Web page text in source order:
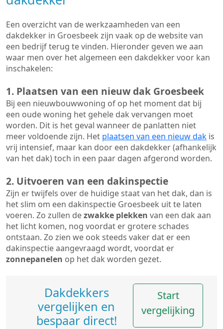
Een overzicht van de werkzaamheden van een
dakdekker in Groesbeek zijn vaak op de website van
een bedrijf terug te vinden. Hieronder geven we aan
waar men over het algemeen een dakdekker voor kan
inschakelen:
1. Plaatsen van een nieuw dak Groesbeek
Bij een nieuwbouwwoning of op het moment dat bij
een oude woning het gehele dak vervangen moet
worden. Dit is het geval wanneer de panlatten niet
meer voldoende zijn. Het plaatsen van een nieuw dak is
vrij intensief, maar kan door een dakdekker (afhankelijk
van het dak) toch in een paar dagen afgerond worden.
2. Uitvoeren van een dakinspectie
Zijn er twijfels over de huidige staat van het dak, dan is
het slim om een dakinspectie Groesbeek uit te laten
voeren. Zo zullen dezwakke plekken van een dak aan
het licht komen, nog voordat er grotere schades
ontstaan. Zo zien we ook steeds vaker dat er een
dakinspectie aangevraagd wordt, voordat er
zonnepanelen op het dak worden gezet.
Dakdekkers
vergelijken en
bespaar direct!
Start
vergelijking